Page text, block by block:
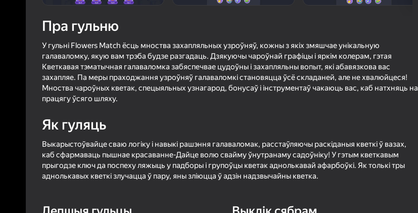
Гуляць Загрузка
Пра гульню
У гульні Flowers Match ёсць мноства захапляльных узроўняў, кожны з якіх змяшчае унікальную
галаваломку, якую вам трэба будзе разгадаць. Дзякуючы чароўнай графіцы і яркім колерам, гэтая
Кветкавая тэматычная галаваломка забяспечвае цудоўны і захапляльны вопыт, які абавязкова вас
захапляе. Па меры праходжання узроўняў галаваломкі становяцца ўсё складаней, але не хвалюйцеся!
Мноства чароўных кветак, спецыяльных узнагарод, бонусаў і інструментаў чакаюць вас, каб натхняць на
працягу ўсяго шляху.
Як гуляць
Выкарыстоўвайце сваю логіку і навыкі рашэння галаваломак, расстаўляючы раскіданыя кветкі ў вазах,
каб сфармаваць пышнае красаванне-Дайце волю свайму ўнутранаму садоўніку! У гэтым кветкавым
прыгодзе ключ да поспеху ляжыць у падборы і групоўцы кветак аднолькавай афарбоўкі. Як толькі тры
аднолькавых кветкі злучацца ў пару, яны зліюцца ў адзін надзвычайны кветка.